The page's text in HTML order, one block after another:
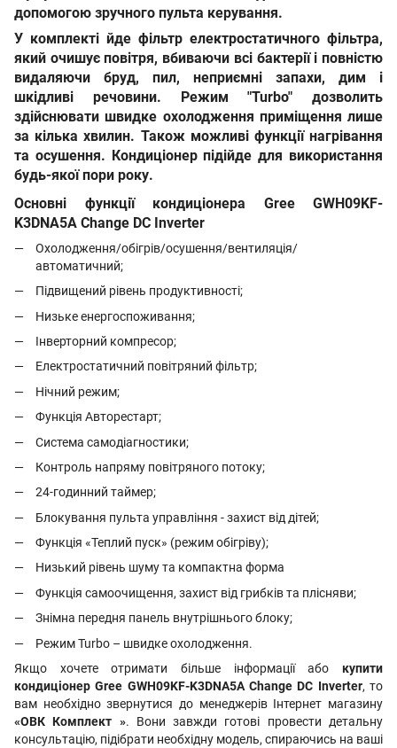
допомогою зручного пульта керування.
У комплекті йде фільтр електростатичного фільтра,
який очишує повітря, вбиваючи всі бактерії і повністю
видаляючи бруд, пил, неприємні запахи, дим і
шкідливі речовини. Режим "Turbo" дозволить
здійснювати швидке охолодження приміщення лише
за кілька хвилин. Також можливі функції нагрівання
та осушення. Кондиціонер підійде для використання
будь-якої пори року.
Основні функції кондиціонера Gree GWH09KF-
K3DNA5A Change DC Inverter
Охолодження/обігрів/осушення/вентиляція/
автоматичний;
Підвищений рівень продуктивності;
Низьке енергоспоживання;
Інверторний компресор;
Електростатичний повітряний фільтр;
Нічний режим;
Функція Авторестарт;
Система самодіагностики;
Контроль напряму повітряного потоку;
24-годинний таймер;
Блокування пульта управління - захист від дітей;
Функція «Теплий пуск» (режим обігріву);
Низький рівень шуму та компактна форма
Функція самоочищення, захист від грибків та плісняви;
Знімна передня панель внутрішнього блоку;
Режим Turbo – швидке охолодження.
Якщо хочете отримати більше інформації або купити
кондиціонер Gree GWH09KF-K3DNA5A Change DC Inverter, то
вам необхідно звернутися до менеджерів Інтернет магазину
«ОВК Комплект ». Вони завжди готові провести детальну
консультацію, підібрати необхідну модель, спираючись на ваші